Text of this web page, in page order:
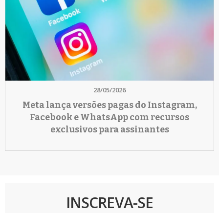
28/05/2026
Meta lança versões pagas do Instagram,
Facebook e WhatsApp com recursos
exclusivos para assinantes
INSCREVA-SE